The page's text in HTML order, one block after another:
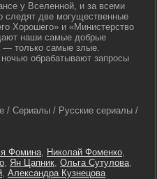
у Вселенной, и за всеми
две могущественные
Хорошего» и «Министерство
наши самые добрые
― только самые злые.
обрабатывают запросы
/ Сериалы / Русские сериалы /
Фомина, Николай Фоменко,
, Ян Цапник, Ольга Сутулова,
, Александра Кузнецова